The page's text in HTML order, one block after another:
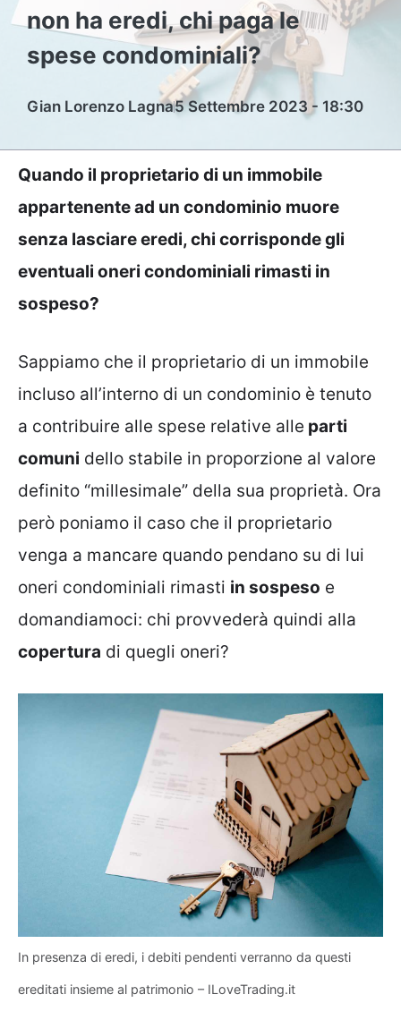
non ha eredi, chi paga le
spese condominiali?
Gian Lorenzo Lagna5 Settembre 2023 - 18:30
Quando il proprietario di un immobile
appartenente ad un condominio muore
senza lasciare eredi, chi corrisponde gli
eventuali oneri condominiali rimasti in
sospeso?
Sappiamo che il proprietario di un immobile
incluso all’interno di un condominio è tenuto
a contribuire alle spese relative alle parti
comuni dello stabile in proporzione al valore
definito “millesimale” della sua proprietà. Ora
però poniamo il caso che il proprietario
venga a mancare quando pendano su di lui
oneri condominiali rimasti in sospeso e
domandiamoci: chi provvederà quindi alla
copertura di quegli oneri?
In presenza di eredi, i debiti pendenti verranno da questi
ereditati insieme al patrimonio – ILoveTrading.it